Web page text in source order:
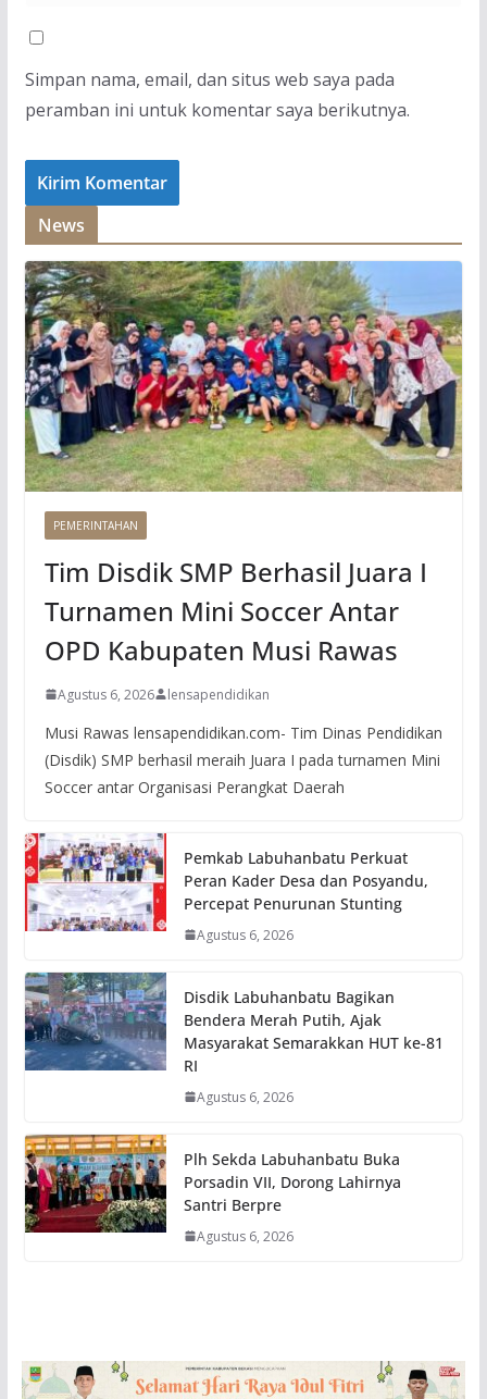
Simpan nama, email, dan situs web saya pada
peramban ini untuk komentar saya berikutnya.
News
PEMERINTAHAN
Tim Disdik SMP Berhasil Juara I
Turnamen Mini Soccer Antar
OPD Kabupaten Musi Rawas
Agustus 6, 2026 lensapendidikan
Musi Rawas lensapendidikan.com- Tim Dinas Pendidikan
(Disdik) SMP berhasil meraih Juara I pada turnamen Mini
Soccer antar Organisasi Perangkat Daerah
Pemkab Labuhanbatu Perkuat
Peran Kader Desa dan Posyandu,
Percepat Penurunan Stunting
Agustus 6, 2026
Disdik Labuhanbatu Bagikan
Bendera Merah Putih, Ajak
Masyarakat Semarakkan HUT ke-81
RI
Agustus 6, 2026
Plh Sekda Labuhanbatu Buka
Porsadin VII, Dorong Lahirnya
Santri Berpre
Agustus 6, 2026